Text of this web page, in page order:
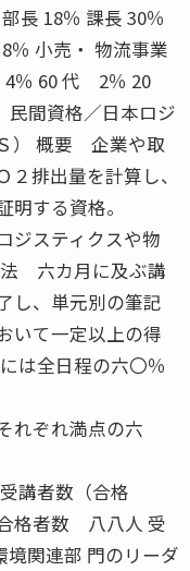
長 18％ 課長 30％
％ 小売・ 物流事業
4％ 60 代 2％ 20
間資格／日本ロジ
） 概要 企業や取
排出量を計算し、
する資格。
ジスティクスや物
法 六カ月に及ぶ講
し、単元別の筆記
いて一定以上の得
は全日程の六〇％
れぞれ満点の六
講者数（合格
格者数 八八人 受
関連部 門のリーダ